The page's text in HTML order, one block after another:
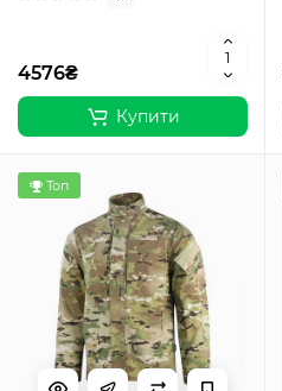
4576₴
Купити
Топ